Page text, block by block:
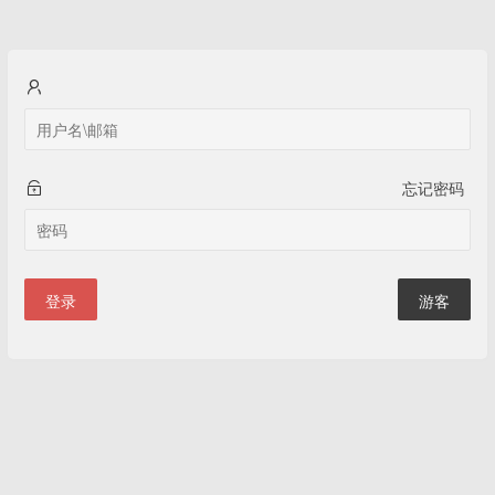
忘记密码
登录 游客